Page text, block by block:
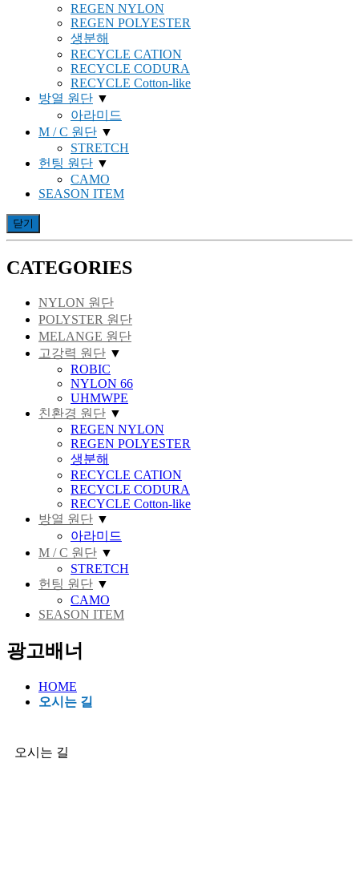
REGEN NYLON
REGEN POLYESTER
생분해
RECYCLE CATION
RECYCLE CODURA
RECYCLE Cotton-like
방열 원단 ▼
아라미드
M / C 원단 ▼
STRETCH
헌팅 원단 ▼
CAMO
SEASON ITEM
닫기
CATEGORIES
NYLON 원단
POLYSTER 원단
MELANGE 원단
고강력 원단 ▼
ROBIC
NYLON 66
UHMWPE
친환경 원단 ▼
REGEN NYLON
REGEN POLYESTER
생분해
RECYCLE CATION
RECYCLE CODURA
RECYCLE Cotton-like
방열 원단 ▼
아라미드
M / C 원단 ▼
STRETCH
헌팅 원단 ▼
CAMO
SEASON ITEM
광고배너
HOME
오시는 길
오시는 길